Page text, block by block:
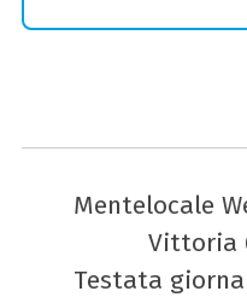
Mentelocale
Vittoria
Testata